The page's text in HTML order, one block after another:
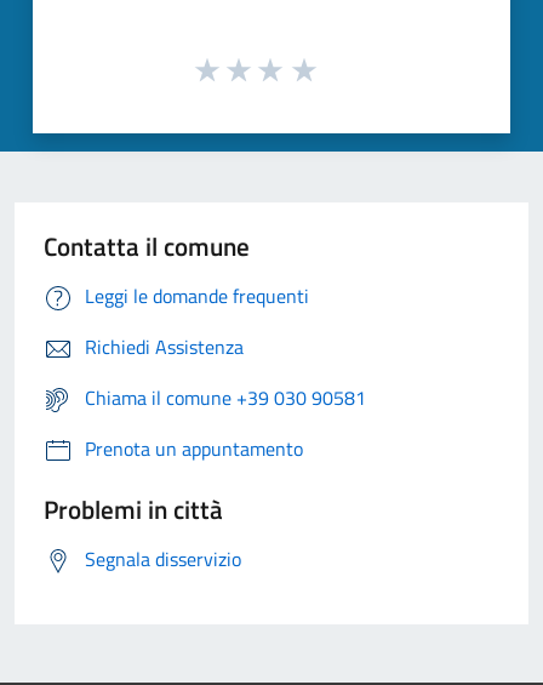
Contatta il comune
Leggi le domande frequenti
Richiedi Assistenza
Chiama il comune +39 030 90581
Prenota un appuntamento
Problemi in città
Segnala disservizio